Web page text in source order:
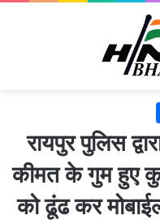
रायपुर पुलिस
कीमत के गुम हुए
को ढूंढ कर